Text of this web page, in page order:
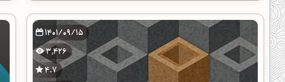
1401/09/15
3,426
4.7